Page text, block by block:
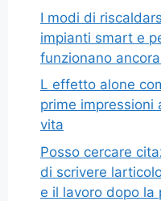
I modi di
impianti smart e
funzionano
L effetto alone
prime impressioni
vita
Posso cercare
di scrivere
e il lavoro dopo la